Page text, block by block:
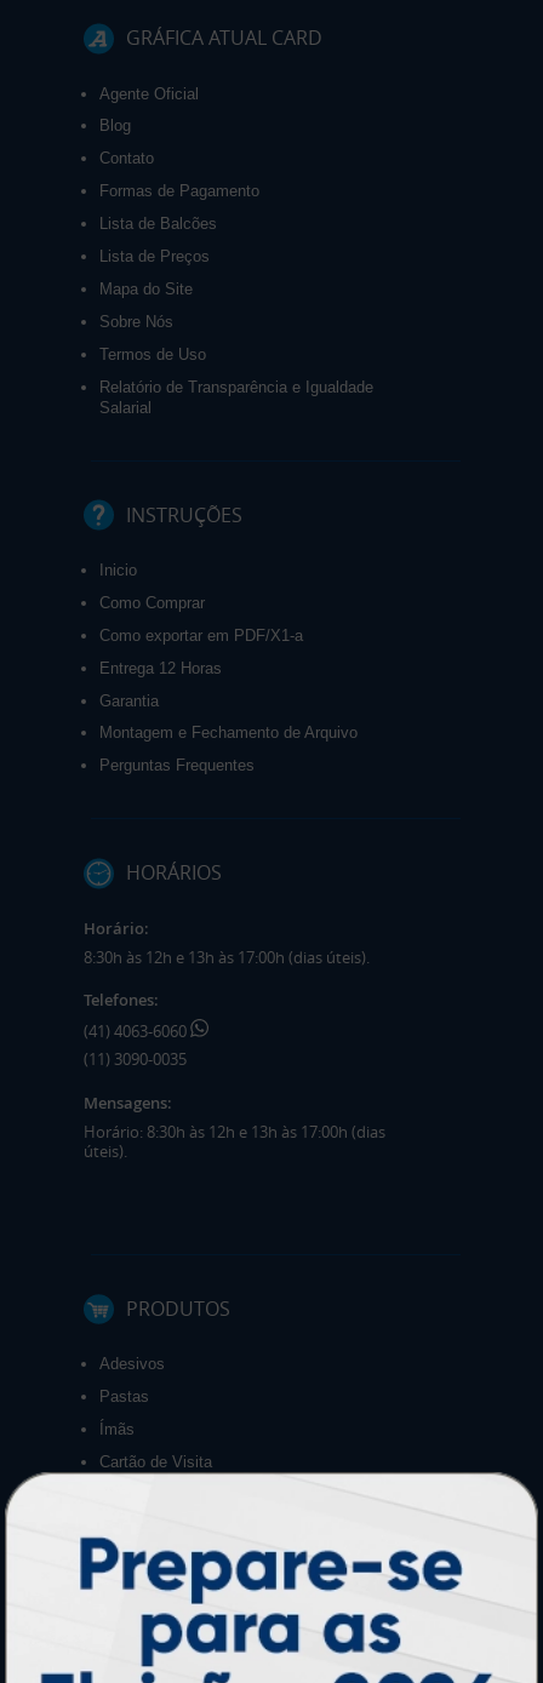
GRÁFICA ATUAL CARD
Agente Oficial
Blog
Contato
Formas de Pagamento
Lista de Balcões
Lista de Preços
Mapa do Site
Sobre Nós
Termos de Uso
Relatório de Transparência e Igualdade
Salarial
INSTRUÇÕES
Inicio
Como Comprar
Como exportar em PDF/X1-a
Entrega 12 Horas
Garantia
Montagem e Fechamento de Arquivo
Perguntas Frequentes
HORÁRIOS
Horário:
8:30h às 12h e 13h às 17:00h (dias úteis).
Telefones:
(41) 4063-6060
(11) 3090-0035
Mensagens:
Horário: 8:30h às 12h e 13h às 17:00h (dias
úteis).
PRODUTOS
Adesivos
Pastas
Ímãs
Cartão de Visita
Calendários 2027